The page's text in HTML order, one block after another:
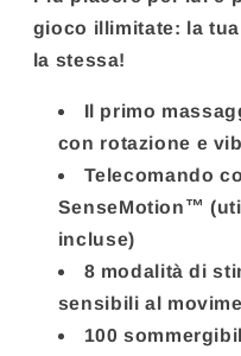
gioco illimitate: la
la stessa!
Il primo
con rotazione e
Telecomando
SenseMotion™
incluse)
8 modalità di
sensibili al
100